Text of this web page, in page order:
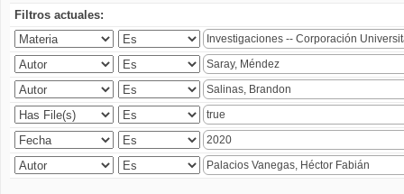
Filtros actuales: